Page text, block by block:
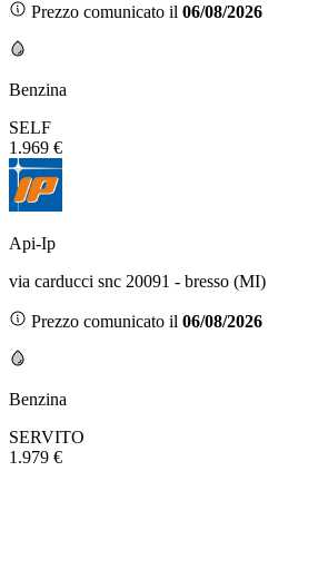
Prezzo comunicato il 06/08/2026
Benzina
SELF
1.969 €
Api-Ip
via carducci snc 20091 - bresso (MI)
Prezzo comunicato il 06/08/2026
Benzina
SERVITO
1.979 €